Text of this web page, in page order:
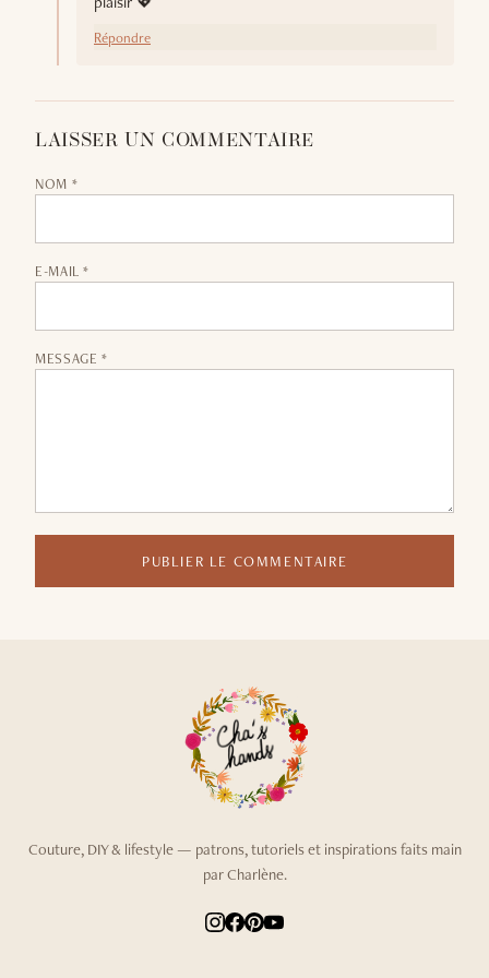
Répondre
LAISSER UN COMMENTAIRE
NOM *
E-MAIL *
MESSAGE *
PUBLIER LE COMMENTAIRE
Couture, DIY & lifestyle — patrons, tutoriels et inspirations faits main
par Charlène.